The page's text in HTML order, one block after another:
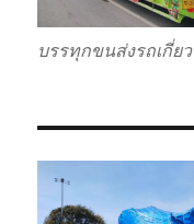
บรรทุกขนส่งรถเกี่ยว